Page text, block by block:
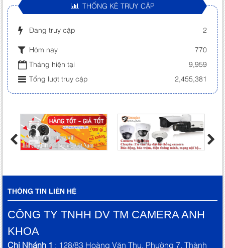
THỐNG KÊ TRUY CẬP
Đang truy cập 2
Hôm nay
770
Tháng hiện tại
9,959
Tổng lượt truy cập
2,455,381
THÔNG TIN LIÊN HỆ
CÔNG TY TNHH DV TM CAMERA ANH
KHOA
Chi Nhánh 1 : 128/83 Hoàng Văn Thu, Phường 7, Thành